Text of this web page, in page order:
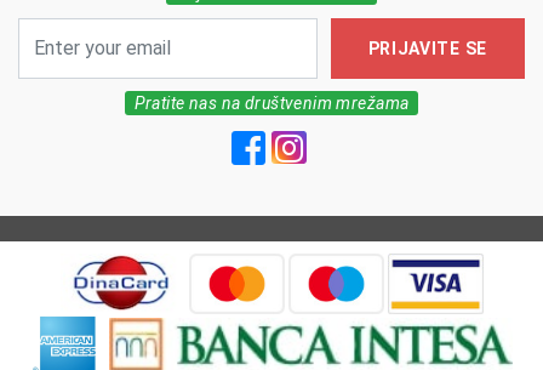
PRIJAVITE SE
Pratite nas na društvenim mrežama